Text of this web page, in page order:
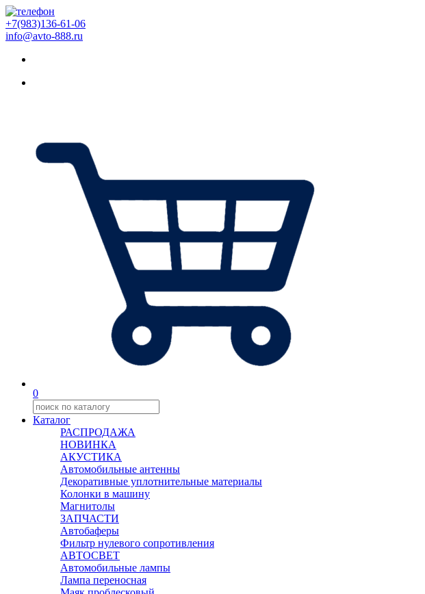
+7(983)136-61-06
info@avto-888.ru
0
Каталог
РАСПРОДАЖА
НОВИНКА
АКУСТИКА
Автомобильные антенны
Декоративные уплотнительные материалы
Колонки в машину
Магнитолы
ЗАПЧАСТИ
Автобаферы
Фильтр нулевого сопротивления
АВТОСВЕТ
Автомобильные лампы
Лампа переносная